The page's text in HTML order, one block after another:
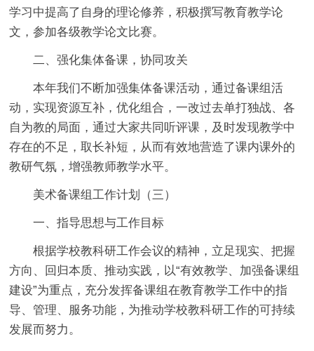
学习中提高了自身的理论修养，积极撰写教育教学论
文，参加各级教学论文比赛。
二、强化集体备课，协同攻关
本年我们不断加强集体备课活动，通过备课组活
动，实现资源互补，优化组合，一改过去单打独战、各
自为教的局面，通过大家共同听评课，及时发现教学中
存在的不足，取长补短，从而有效地营造了课内课外的
教研气氛，增强教师教学水平。
美术备课组工作计划（三）
一、指导思想与工作目标
根据学校教科研工作会议的精神，立足现实、把握
方向、回归本质、推动实践，以“有效教学、加强备课组
建设”为重点，充分发挥备课组在教育教学工作中的指
导、管理、服务功能，为推动学校教科研工作的可持续
发展而努力。